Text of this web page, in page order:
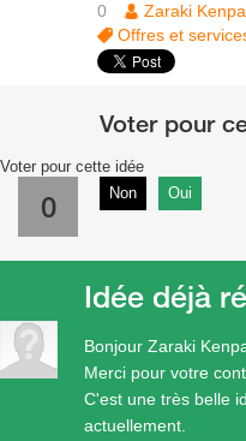
0
Zaraki
Offres et
Voter pour cette idée
0 Non Oui
Bonjour Zaraki
Merci pour votre
C'est une très belle
actuellement.
Idée déjà